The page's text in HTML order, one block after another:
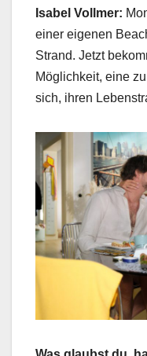
Isabel Vollmer:
einer eigenen
Strand. Jetzt
Möglichkeit, eine
sich, ihren